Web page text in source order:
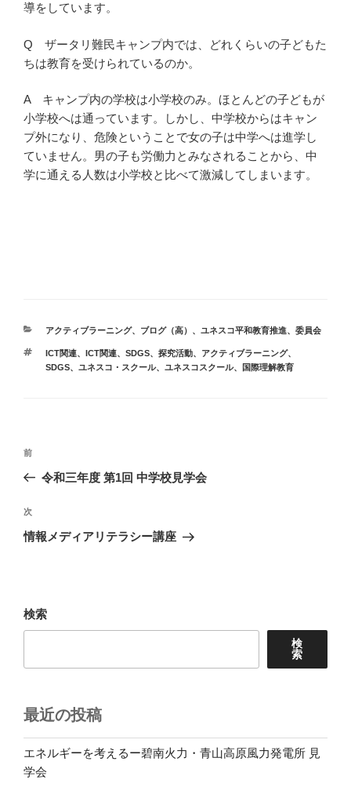
導をしています。
Q ザータリ難民キャンプ内では、どれくらいの子どもた
ちは教育を受けられているのか。
A キャンプ内の学校は小学校のみ。ほとんどの子どもが
小学校へは通っています。しかし、中学校からはキャン
プ外になり、危険ということで女の子は中学へは進学し
ていません。男の子も労働力とみなされることから、中
学に通える人数は小学校と比べて激減してしまいます。
カ
ゴ
リ
アクティブラーニング、 ブログ（高） 、 ユネスコ平和教育推進、 委員会
タ
グ
ICT関連、 ICT関連、SDGS、探究活動、アクティブラーニング、
SDGS、 ユネスコ・スクール、 ユネスコスクール、 国際理解教育
投
ナ
ビ
ゲ
ン
前
の
稿
前
令和三年度 第1回 中学校見学会
次
の
次
情報メディアリテラシー講座
検索
検
索
最近の投稿
エネルギーを考えるー碧南火力・青山高原風力発電所 見
学会